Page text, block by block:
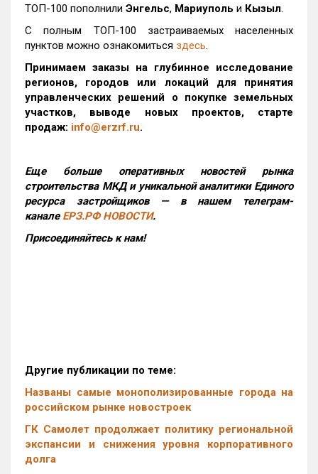
ТОП-100 пополнили Энгельс, Мариуполь и Кызыл.
С полным ТОП-100 застраиваемых населенных
пунктов можно ознакомиться здесь.
Принимаем заказы на глубинное исследование
регионов, городов или локаций для принятия
управленческих решений о покупке земельных
участков, выводе новых проектов, старте
продаж: info@erzrf.ru.
Еще больше оперативных новостей рынка
строительства МКД и уникальной аналитики Единого
ресурса застройщиков — в нашем телеграм-
канале ЕРЗ.РФ НОВОСТИ.
Присоединяйтесь к нам!
Другие публикации по теме:
Названы самые монополизированные города на
российском рынке новостроек
ГК Самолет продолжает политику региональной
экспансии и снижения уровня корпоративного
долга